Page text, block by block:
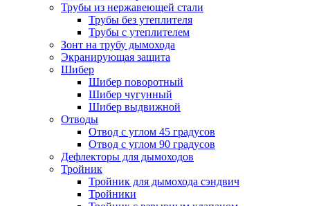
Трубы из нержавеющей стали
Трубы без утеплителя
Трубы с утеплителем
Зонт на трубу дымохода
Экранирующая защита
Шибер
Шибер поворотный
Шибер чугунный
Шибер выдвижной
Отводы
Отвод с углом 45 градусов
Отвод с углом 90 градусов
Дефлекторы для дымоходов
Тройник
Тройник для дымохода сэндвич
Тройники